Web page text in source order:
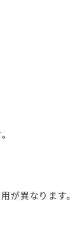
が異なります。